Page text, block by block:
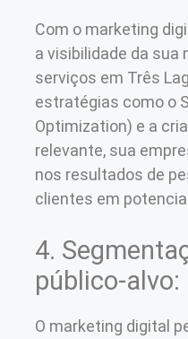
Com o marketing
a visibilidade da sua
serviços em Três
estratégias como o
Optimization) e a
relevante, sua
nos resultados de
clientes em
4.
público-alvo:
O marketing digital